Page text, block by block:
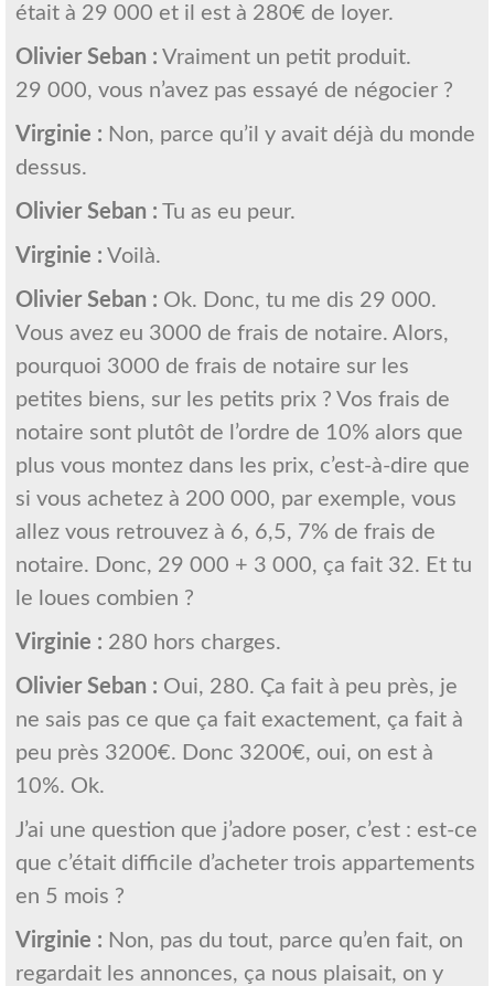
était à 29 000 et il est à 280€ de loyer.
Olivier Seban : Vraiment un petit produit.
29 000, vous n’avez pas essayé de négocier ?
Virginie : Non, parce qu’il y avait déjà du monde
dessus.
Olivier Seban : Tu as eu peur.
Virginie : Voilà.
Olivier Seban : Ok. Donc, tu me dis 29 000.
Vous avez eu 3000 de frais de notaire. Alors,
pourquoi 3000 de frais de notaire sur les
petites biens, sur les petits prix ? Vos frais de
notaire sont plutôt de l’ordre de 10% alors que
plus vous montez dans les prix, c’est-à-dire que
si vous achetez à 200 000, par exemple, vous
allez vous retrouvez à 6, 6,5, 7% de frais de
notaire. Donc, 29 000 + 3 000, ça fait 32. Et tu
le loues combien ?
Virginie : 280 hors charges.
Olivier Seban : Oui, 280. Ça fait à peu près, je
ne sais pas ce que ça fait exactement, ça fait à
peu près 3200€. Donc 3200€, oui, on est à
10%. Ok.
J’ai une question que j’adore poser, c’est : est-ce
que c’était difficile d’acheter trois appartements
en 5 mois ?
Virginie : Non, pas du tout, parce qu’en fait, on
regardait les annonces, ça nous plaisait, on y